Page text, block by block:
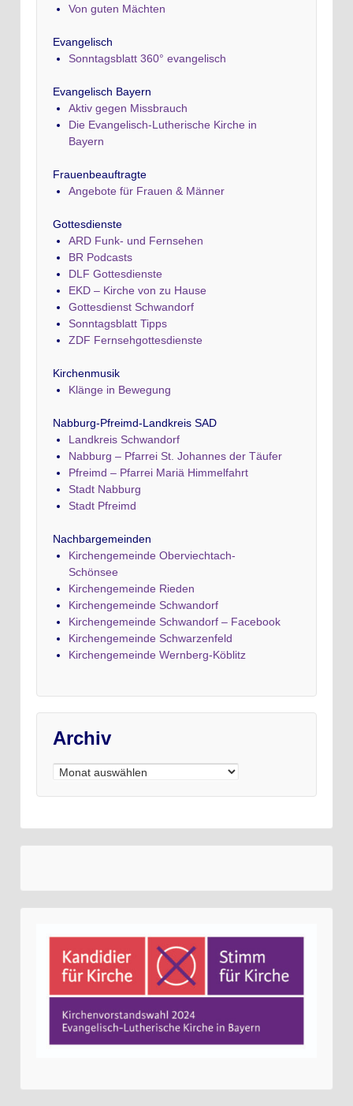
Von guten Mächten
Evangelisch
Sonntagsblatt 360° evangelisch
Evangelisch Bayern
Aktiv gegen Missbrauch
Die Evangelisch-Lutherische Kirche in
Bayern
Frauenbeauftragte
Angebote für Frauen & Männer
Gottesdienste
ARD Funk- und Fernsehen
BR Podcasts
DLF Gottesdienste
EKD – Kirche von zu Hause
Gottesdienst Schwandorf
Sonntagsblatt Tipps
ZDF Fernsehgottesdienste
Kirchenmusik
Klänge in Bewegung
Nabburg-Pfreimd-Landkreis SAD
Landkreis Schwandorf
Nabburg – Pfarrei St. Johannes der Täufer
Pfreimd – Pfarrei Mariä Himmelfahrt
Stadt Nabburg
Stadt Pfreimd
Nachbargemeinden
Kirchengemeinde Oberviechtach-
Schönsee
Kirchengemeinde Rieden
Kirchengemeinde Schwandorf
Kirchengemeinde Schwandorf – Facebook
Kirchengemeinde Schwarzenfeld
Kirchengemeinde Wernberg-Köblitz
Archiv
Archiv